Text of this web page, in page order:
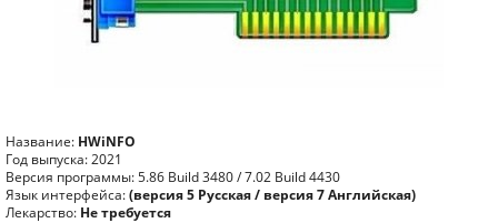
Название: HWiNFO
Год выпуска: 2021
Версия программы: 5.86 Build 3480 / 7.02 Build 4430
Язык интерфейса:(версия 5 Русская / версия 7 Английская)
Лекарство: Не требуется